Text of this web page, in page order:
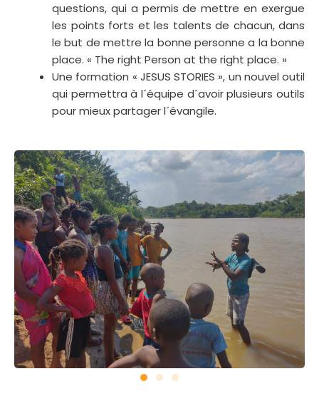
questions, qui a permis de mettre en exergue
les points forts et les talents de chacun, dans
le but de mettre la bonne personne a la bonne
place. « The right Person at the right place. »
Une formation « JESUS STORIES », un nouvel outil
qui permettra à l´équipe d´avoir plusieurs outils
pour mieux partager l´évangile.